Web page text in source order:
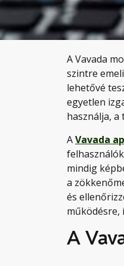
A Vavada
szintre
lehetővé
egyetlen
használja, a
AVavada
mindig
a
és
működésre,
A